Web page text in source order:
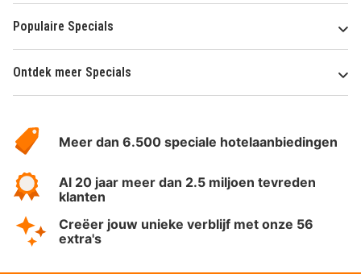
Populaire Specials
Ontdek meer Specials
HotelSpecials
Meer dan 6.500 speciale hotelaanbiedingen
Al 20 jaar meer dan 2.5 miljoen tevreden
klanten
Creëer jouw unieke verblijf met onze 56
extra's